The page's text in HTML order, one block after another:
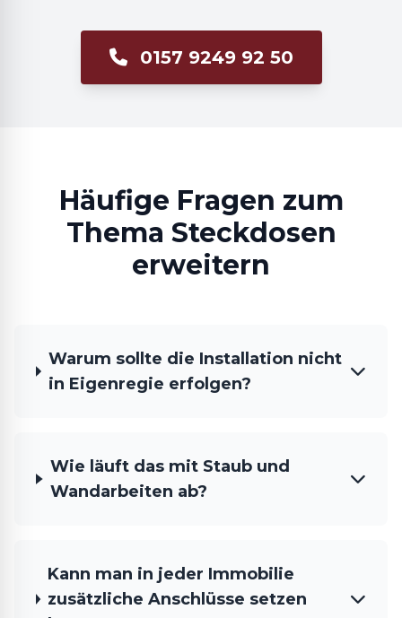
0157 9249 92 50
Häufige Fragen zum
Thema Steckdosen
erweitern
Warum sollte die Installation nicht
in Eigenregie erfolgen?
Wie läuft das mit Staub und
Wandarbeiten ab?
Kann man in jeder Immobilie
zusätzliche Anschlüsse setzen